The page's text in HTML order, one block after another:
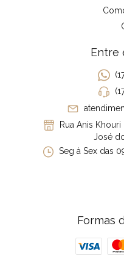
Entre
Rua Anis
José
Seg à Sex das
Formas